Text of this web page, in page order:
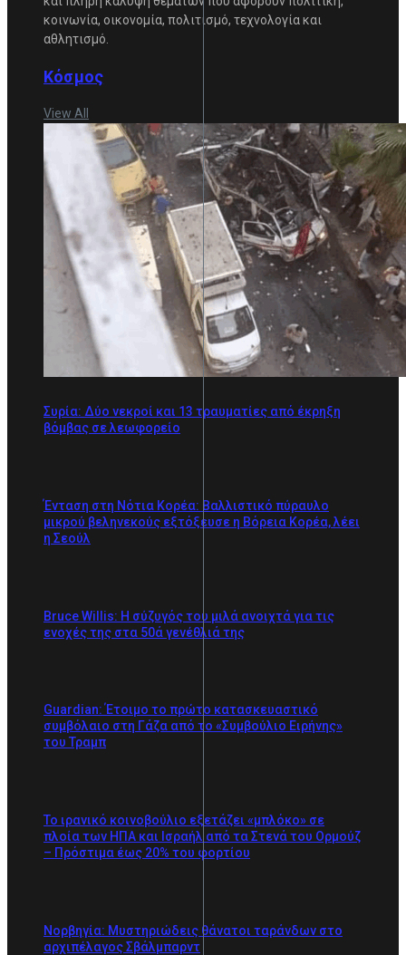
κοινωνία, οικονομία, πολιτισμό, τεχνολογία και
αθλητισμό.
Κόσμος
View All
Συρία: Δύο νεκροί και 13 τραυματίες από έκρηξη
βόμβας σε λεωφορείο
Ένταση στη Νότια Κορέα: Βαλλιστικό πύραυλο
μικρού βεληνεκούς εξτόξευσε η Βόρεια Κορέα, λέει
η Σεούλ
Bruce Willis: Η σύζυγός του μιλά ανοιχτά για τις
ενοχές της στα 50ά γενέθλιά της
Guardian: Έτοιμο το πρώτο κατασκευαστικό
συμβόλαιο στη Γάζα από το «Συμβούλιο Ειρήνης»
του Τραμπ
Το ιρανικό κοινοβούλιο εξετάζει «μπλόκο» σε
πλοία των ΗΠΑ και Ισραήλ από τα Στενά του Ορμούζ
– Πρόστιμα έως 20% του φορτίου
Νορβηγία: Μυστηριώδεις θάνατοι ταράνδων στο
αρχιπέλαγος Σβάλμπαρντ